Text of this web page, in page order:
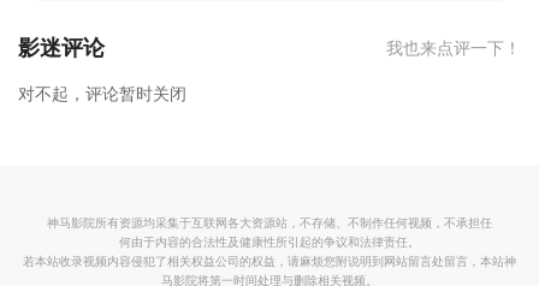
影迷评论 我也来点评一下！
对不起，评论暂时关闭
神马影院所有资源均采集于互联网各大资源站，不存储、不制作任何视频，不承担任
何由于内容的合法性及健康性所引起的争议和法律责任。
若本站收录视频内容侵犯了相关权益公司的权益，请麻烦您附说明到网站留言处留言，本站神
马影院将第一时间处理与删除相关视频。